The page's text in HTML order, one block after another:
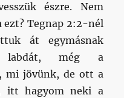
észre. Nem
ezt? Tegnap 2:2-nél
át egymásnak
labdát, még a
mi jövünk, de ott a
itt hagyom neki a